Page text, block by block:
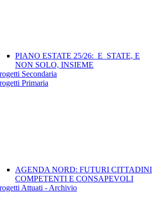
PIANO ESTATE 25/26: E_STATE, E
NON SOLO, INSIEME
Secondaria
Primaria
AGENDA NORD: FUTURI CITTADINI
COMPETENTI E CONSAPEVOLI
Attuati - Archivio